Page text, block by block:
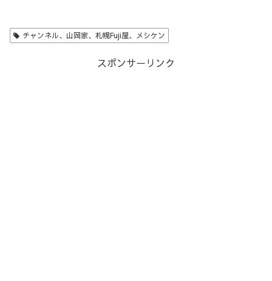
チャンネル、山岡家、札幌Fuji屋、メシケン
スポンサーリンク